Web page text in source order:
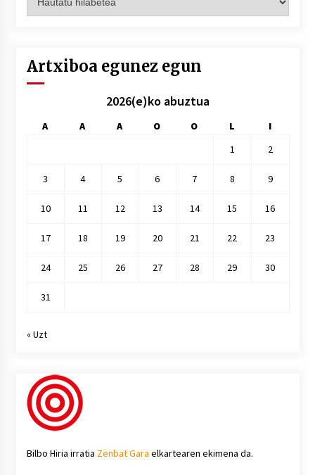
hilez
Artxiboa egunez egun
2026(e)ko abuztua
A A A O O L
I
1
2
3 4 5 6 7 8 9
10 11 12 13 14 15 16
17 18 19 20 21 22 23
24 25 26 27 28 29 30
31
« Uzt
Bilbo Hiria irratia Zenbat Gara elkartearen ekimena da.